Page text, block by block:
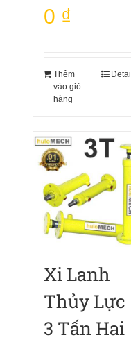
0 ₫
Thêm
vào giỏ
hàng
Xi Lanh
Thủy Lực
3 Tấn Hai